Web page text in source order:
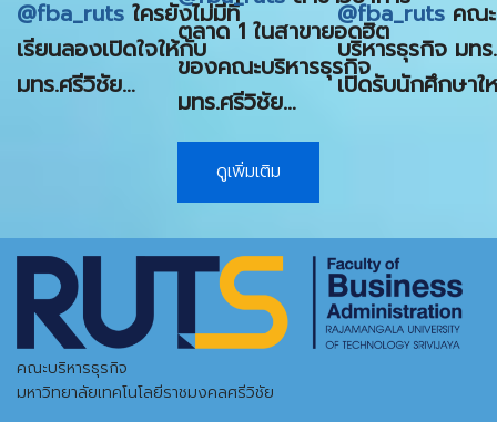
@fba_ruts ใครยังไม่มีที่
เรียนลองเปิดใจให้กับ
มทร.ศรีวิชัย…
ตลาด 1 ในสาขายอดฮิต
ของคณะบริหารธุรกิจ
มทร.ศรีวิชัย…
@fba_ruts คณะ
บริหารธุรกิจ มท
เปิดรับนักศึกษาใ
ดูเพิ่มเติม
คณะบริหารธุรกิจ
มหาวิทยาลัยเทคโนโลยีราชมงคลศรีวิชัย